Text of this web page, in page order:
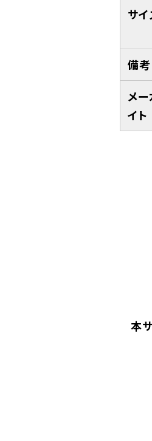
サ
備考
メ
イト
本